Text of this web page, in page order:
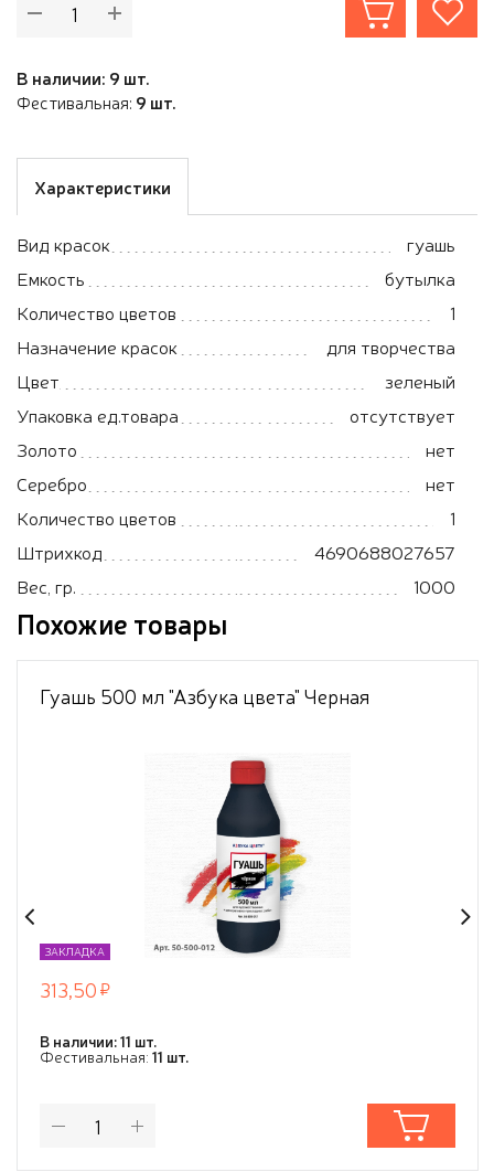
В наличии: 9 шт.
Фестивальная: 9 шт.
Характеристики
Вид красок
гуашь
Емкость
бутылка
Количество цветов
1
Назначение красок
для творчества
Цвет
зеленый
Упаковка ед.товара
отсутствует
Золото
нет
Серебро
нет
Количество цветов
1
Штрихкод
4690688027657
Вес, гр.
1000
Похожие товары
Гуашь 500 мл "Азбука цвета" Черная
ЗАКЛАДКА
313,50
В наличии: 11 шт.
Фестивальная: 11 шт.